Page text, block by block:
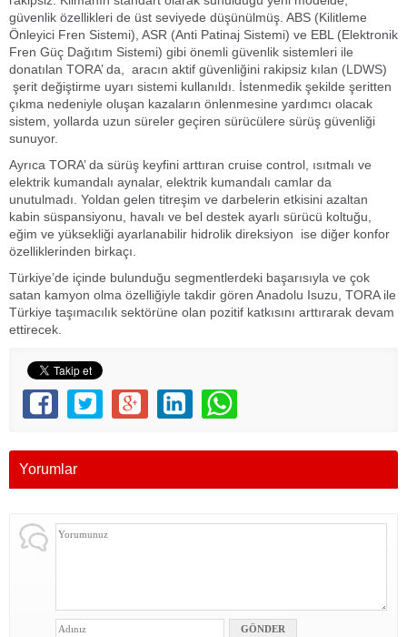
güvenlik özellikleri de üst seviyede düşünülmüş. ABS (Kilitleme
Önleyici Fren Sistemi), ASR (Anti Patinaj Sistemi) ve EBL (Elektronik
Fren Güç Dağıtım Sistemi) gibi önemli güvenlik sistemleri ile
donatılan TORA’ da, aracın aktif güvenliğini rakipsiz kılan (LDWS)
şerit değiştirme uyarı sistemi kullanıldı. İstenmedik şekilde şeritten
çıkma nedeniyle oluşan kazaların önlenmesine yardımcı olacak
sistem, yollarda uzun süreler geçiren sürücülere sürüş güvenliği
sunuyor.
Ayrıca TORA’ da sürüş keyfini arttıran cruise control, ısıtmalı ve
elektrik kumandalı aynalar, elektrik kumandalı camlar da
unutulmadı. Yoldan gelen titreşim ve darbelerin etkisini azaltan
kabin süspansiyonu, havalı ve bel destek ayarlı sürücü koltuğu,
eğim ve yüksekliği ayarlanabilir hidrolik direksiyon ise diğer konfor
özelliklerinden birkaçı.
Türkiye’de içinde bulunduğu segmentlerdeki başarısıyla ve çok
satan kamyon olma özelliğiyle takdir gören Anadolu Isuzu, TORA ile
Türkiye taşımacılık sektörüne olan pozitif katkısını arttırarak devam
ettirecek.
Yorumlar